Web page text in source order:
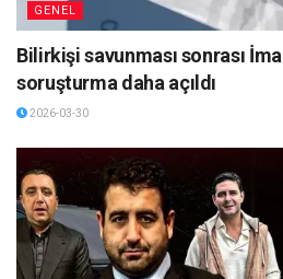
GENEL
Bilirkişi savunması sonrası
soruşturma daha açıldı
2026-03-30